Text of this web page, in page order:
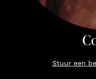
Stuur een